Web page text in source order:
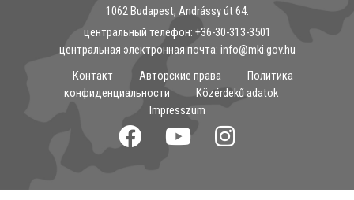
1062 Budapest, Andrássy út 64.
центральный телефон: ‭+36-30-313-3501
центральная электронная почта: info@mki.gov.hu
Контакт
Авторские права
Политика
конфиденциальности
Közérdekű adatok
Impresszum